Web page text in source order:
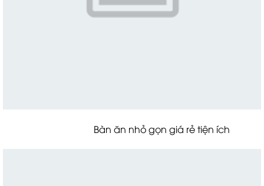
Bàn ăn nhỏ gọn giá rẻ tiện ích